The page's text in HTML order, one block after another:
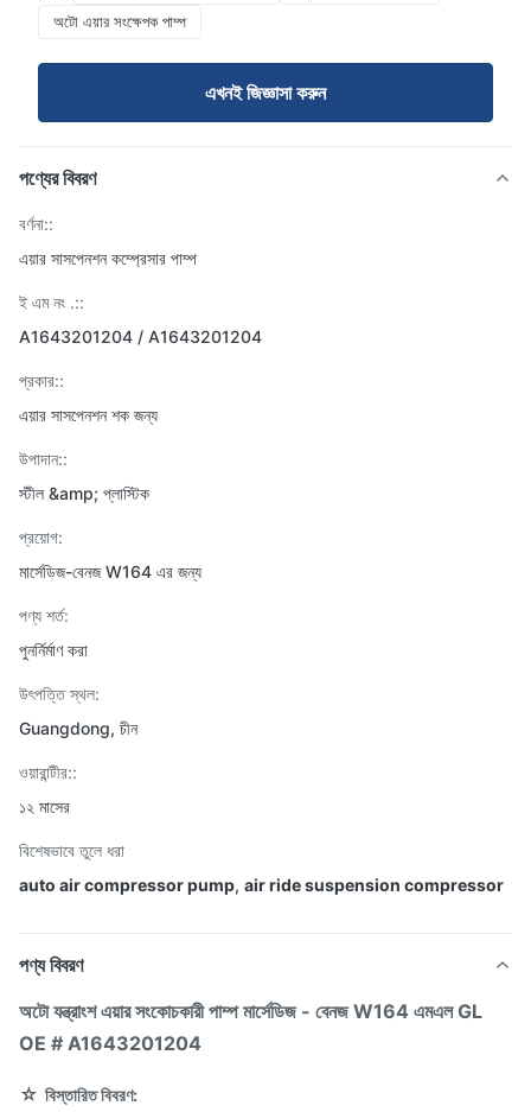
অটো এয়ার সংক্ষেপক পাম্প
এখনই জিজ্ঞাসা করুন
পণ্যের বিবরণ
বর্ণনা::
এয়ার সাসপেনশন কম্প্রেসার পাম্প
ই এম নং .::
A1643201204 / A1643201204
প্রকার::
এয়ার সাসপেনশন শক জন্য
উপাদান::
স্টীল &amp; প্লাস্টিক
প্রয়োগ:
মার্সেডিজ-বেনজ W164 এর জন্য
পণ্য শর্ত:
পুনর্নির্মাণ করা
উৎপত্তি স্থল:
Guangdong, চীন
ওয়ারান্টীর::
১২ মাসের
বিশেষভাবে তুলে ধরা
auto air compressor pump, air ride suspension compressor
পণ্য বিবরণ
অটো যন্ত্রাংশ এয়ার সংকোচকারী পাম্প মার্সেডিজ - বেনজ W164 এমএল GL
OE # A1643201204
☆ বিস্তারিত বিবরণ: